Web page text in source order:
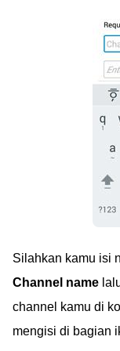
Silahkan kamu isi
Channel name
channel kamu di
mengisi di bagian